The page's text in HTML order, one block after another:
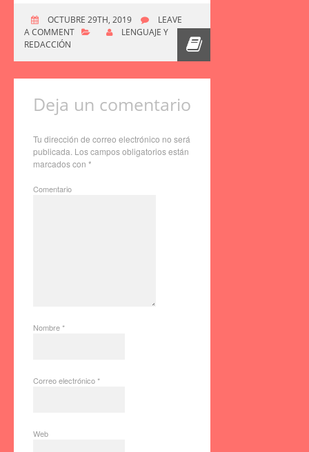
OCTUBRE 29TH, 2019
LEAVE
A COMMENT
LENGUAJE Y
REDACCIÓN
Deja un comentario
Tu dirección de correo electrónico no será
publicada. Los campos obligatorios están
marcados con *
Comentario
Nombre*
Correo electrónico*
Web